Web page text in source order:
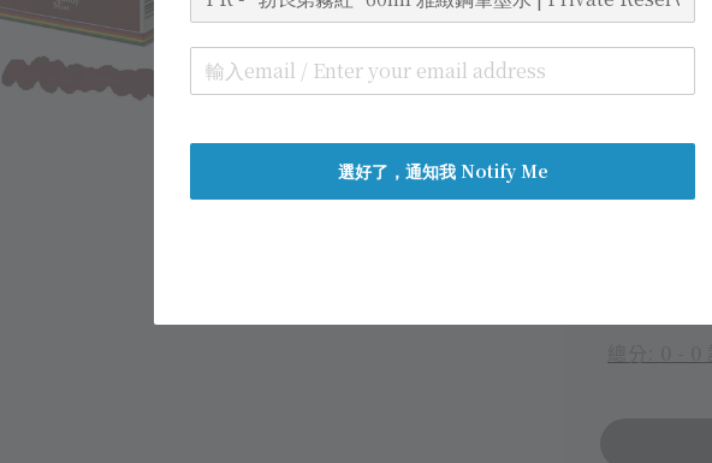
Regular
NT$ 450
選好了，通知我 Notify Me